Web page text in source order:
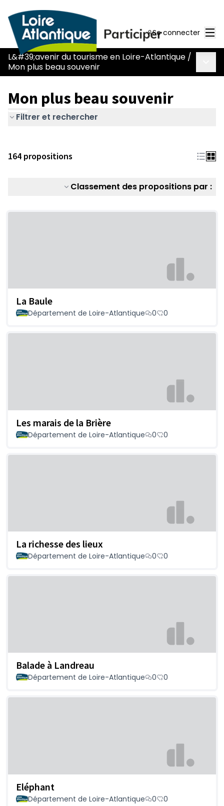
Se connecter
L&#39;avenir du tourisme en Loire-Atlantique /
Mon plus beau souvenir
Mon plus beau souvenir
Filtrer et rechercher
164 propositions
Classement des propositions par :
La Baule
Département de Loire-Atlantique 0 0
Les marais de la Brière
Département de Loire-Atlantique 0 0
La richesse des lieux
Département de Loire-Atlantique 0 0
Balade à Landreau
Département de Loire-Atlantique 0 0
Eléphant
Département de Loire-Atlantique 0 0